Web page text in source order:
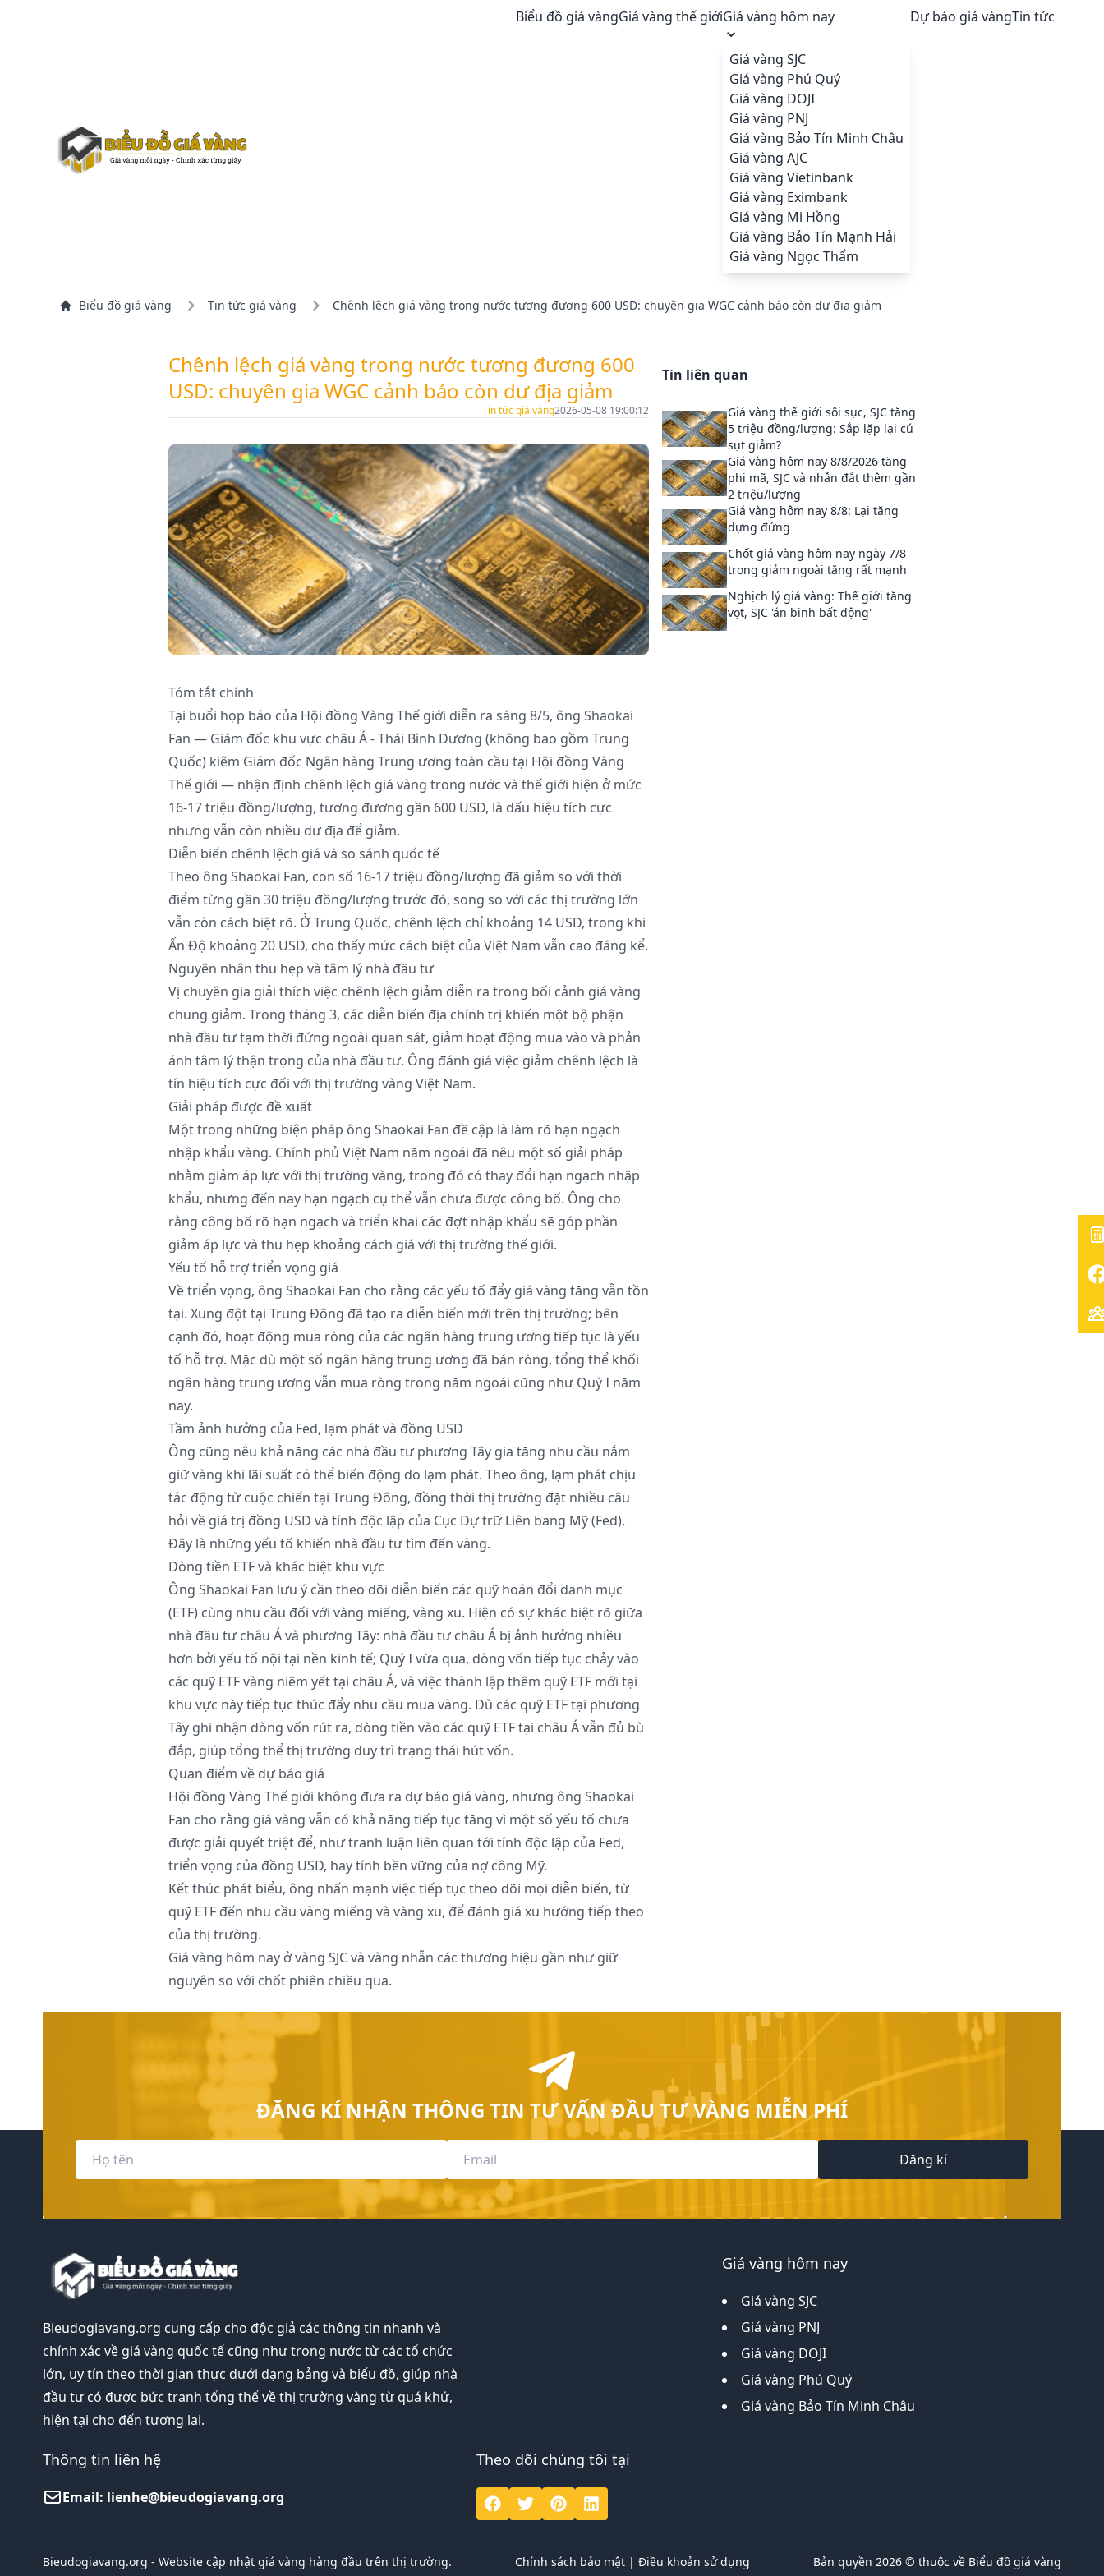
Biểu đồ giá vàngGiá vàng thế giớiGiá vàng hôm nay
Giá vàng SJC
Giá vàng Phú Quý
Giá vàng DOJI
Giá vàng PNJ
Giá vàng Bảo Tín Minh Châu
Giá vàng AJC
Giá vàng Vietinbank
Giá vàng Eximbank
Giá vàng Mi Hồng
Giá vàng Bảo Tín Mạnh Hải
Giá vàng Ngọc Thẩm
Dự báo giá vàngTin tức
Biểu đồ giá vàng Tin tức giá vàng Chênh lệch giá vàng trong nước tương đương 600 USD: chuyên gia WGC cảnh báo còn dư địa giảm
Chênh lệch giá vàng trong nước tương đương 600
USD: chuyên gia WGC cảnh báo còn dư địa giảm
Tin tức giá vàng2026-05-08 19:00:12
Tóm tắt chính
Tại buổi họp báo của Hội đồng Vàng Thế giới diễn ra sáng 8/5, ông Shaokai
Fan — Giám đốc khu vực châu Á - Thái Bình Dương (không bao gồm Trung
Quốc) kiêm Giám đốc Ngân hàng Trung ương toàn cầu tại Hội đồng Vàng
Thế giới — nhận định chênh lệch giá vàng trong nước và thế giới hiện ở mức
16-17 triệu đồng/lượng, tương đương gần 600 USD, là dấu hiệu tích cực
nhưng vẫn còn nhiều dư địa để giảm.
Diễn biến chênh lệch giá và so sánh quốc tế
Theo ông Shaokai Fan, con số 16-17 triệu đồng/lượng đã giảm so với thời
điểm từng gần 30 triệu đồng/lượng trước đó, song so với các thị trường lớn
vẫn còn cách biệt rõ. Ở Trung Quốc, chênh lệch chỉ khoảng 14 USD, trong khi
Ấn Độ khoảng 20 USD, cho thấy mức cách biệt của Việt Nam vẫn cao đáng kể.
Nguyên nhân thu hẹp và tâm lý nhà đầu tư
Vị chuyên gia giải thích việc chênh lệch giảm diễn ra trong bối cảnh giá vàng
chung giảm. Trong tháng 3, các diễn biến địa chính trị khiến một bộ phận
nhà đầu tư tạm thời đứng ngoài quan sát, giảm hoạt động mua vào và phản
ánh tâm lý thận trọng của nhà đầu tư. Ông đánh giá việc giảm chênh lệch là
tín hiệu tích cực đối với thị trường vàng Việt Nam.
Giải pháp được đề xuất
Một trong những biện pháp ông Shaokai Fan đề cập là làm rõ hạn ngạch
nhập khẩu vàng. Chính phủ Việt Nam năm ngoái đã nêu một số giải pháp
nhằm giảm áp lực với thị trường vàng, trong đó có thay đổi hạn ngạch nhập
khẩu, nhưng đến nay hạn ngạch cụ thể vẫn chưa được công bố. Ông cho
rằng công bố rõ hạn ngạch và triển khai các đợt nhập khẩu sẽ góp phần
giảm áp lực và thu hẹp khoảng cách giá với thị trường thế giới.
Yếu tố hỗ trợ triển vọng giá
Về triển vọng, ông Shaokai Fan cho rằng các yếu tố đẩy giá vàng tăng vẫn tồn
tại. Xung đột tại Trung Đông đã tạo ra diễn biến mới trên thị trường; bên
cạnh đó, hoạt động mua ròng của các ngân hàng trung ương tiếp tục là yếu
tố hỗ trợ. Mặc dù một số ngân hàng trung ương đã bán ròng, tổng thể khối
ngân hàng trung ương vẫn mua ròng trong năm ngoái cũng như Quý I năm
nay.
Tầm ảnh hưởng của Fed, lạm phát và đồng USD
Ông cũng nêu khả năng các nhà đầu tư phương Tây gia tăng nhu cầu nắm
giữ vàng khi lãi suất có thể biến động do lạm phát. Theo ông, lạm phát chịu
tác động từ cuộc chiến tại Trung Đông, đồng thời thị trường đặt nhiều câu
hỏi về giá trị đồng USD và tính độc lập của Cục Dự trữ Liên bang Mỹ (Fed).
Đây là những yếu tố khiến nhà đầu tư tìm đến vàng.
Dòng tiền ETF và khác biệt khu vực
Ông Shaokai Fan lưu ý cần theo dõi diễn biến các quỹ hoán đổi danh mục
(ETF) cùng nhu cầu đối với vàng miếng, vàng xu. Hiện có sự khác biệt rõ giữa
nhà đầu tư châu Á và phương Tây: nhà đầu tư châu Á bị ảnh hưởng nhiều
hơn bởi yếu tố nội tại nền kinh tế; Quý I vừa qua, dòng vốn tiếp tục chảy vào
các quỹ ETF vàng niêm yết tại châu Á, và việc thành lập thêm quỹ ETF mới tại
khu vực này tiếp tục thúc đẩy nhu cầu mua vàng. Dù các quỹ ETF tại phương
Tây ghi nhận dòng vốn rút ra, dòng tiền vào các quỹ ETF tại châu Á vẫn đủ bù
đắp, giúp tổng thể thị trường duy trì trạng thái hút vốn.
Quan điểm về dự báo giá
Hội đồng Vàng Thế giới không đưa ra dự báo giá vàng, nhưng ông Shaokai
Fan cho rằng giá vàng vẫn có khả năng tiếp tục tăng vì một số yếu tố chưa
được giải quyết triệt để, như tranh luận liên quan tới tính độc lập của Fed,
triển vọng của đồng USD, hay tính bền vững của nợ công Mỹ.
Kết thúc phát biểu, ông nhấn mạnh việc tiếp tục theo dõi mọi diễn biến, từ
quỹ ETF đến nhu cầu vàng miếng và vàng xu, để đánh giá xu hướng tiếp theo
của thị trường.
Giá vàng hôm nay ở vàng SJC và vàng nhẫn các thương hiệu gần như giữ
nguyên so với chốt phiên chiều qua.
Tin liên quan
Giá vàng thế giới sôi sục, SJC tăng
5 triệu đồng/lượng: Sắp lặp lại cú
sụt giảm?
Giá vàng hôm nay 8/8/2026 tăng
phi mã, SJC và nhẫn đắt thêm gần
2 triệu/lượng
Giá vàng hôm nay 8/8: Lại tăng
dựng đứng
Chốt giá vàng hôm nay ngày 7/8
trong giảm ngoài tăng rất mạnh
Nghịch lý giá vàng: Thế giới tăng
vọt, SJC 'án binh bất động'
ĐĂNG KÍ NHẬN THÔNG TIN TƯ VẤN ĐẦU TƯ VÀNG MIỄN PHÍ
Đăng kí
Bieudogiavang.org cung cấp cho độc giả các thông tin nhanh và
chính xác về giá vàng quốc tế cũng như trong nước từ các tổ chức
lớn, uy tín theo thời gian thực dưới dạng bảng và biểu đồ, giúp nhà
đầu tư có được bức tranh tổng thể về thị trường vàng từ quá khứ,
hiện tại cho đến tương lai.
Giá vàng hôm nay
Giá vàng SJC
Giá vàng PNJ
Giá vàng DOJI
Giá vàng Phú Quý
Giá vàng Bảo Tín Minh Châu
Thông tin liên hệ
Email: lienhe@bieudogiavang.org
Theo dõi chúng tôi tại
Bieudogiavang.org - Website cập nhật giá vàng hàng đầu trên thị trường. Chính sách bảo mật | Điều khoản sử dụng Bản quyền 2026 © thuộc về Biểu đồ giá vàng